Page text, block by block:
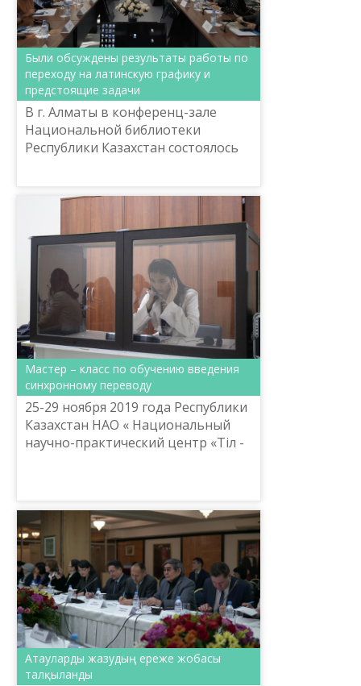
Были обсуждены результаты работы по
переходу на латинскую графику и
предстоящие задачи
В г. Алматы в конференц-зале
Национальной библиотеки
Республики Казахстан состоялось
культуры и спорта Республики
Мастер – класс по обучению введения
синхронному переводу
25-29 ноября 2019 года Республики
Казахстан НАО « Национальный
научно-практический центр «Тіл -
Атауларды жазудың ереже жобасы
талқыланды